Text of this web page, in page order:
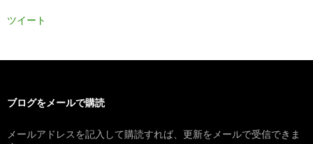
ツイート
ブログをメールで購読
メールアドレスを記入して購読すれば、更新をメールで受信できま